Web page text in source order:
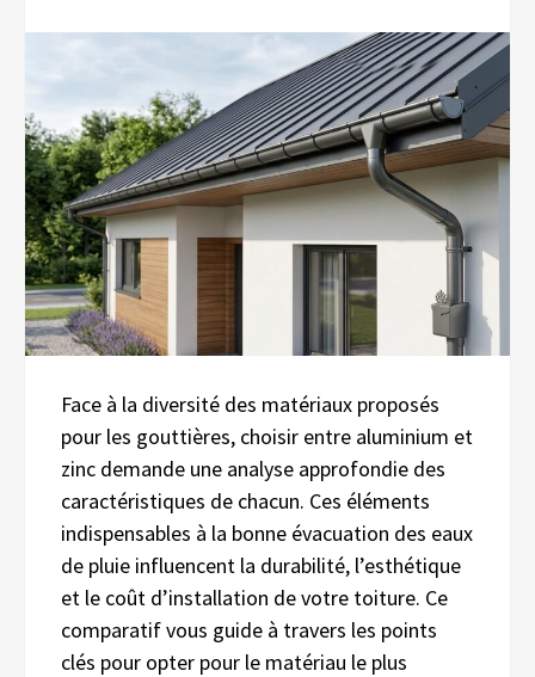
Face à la diversité des matériaux proposés
pour les gouttières, choisir entre aluminium et
zinc demande une analyse approfondie des
caractéristiques de chacun. Ces éléments
indispensables à la bonne évacuation des eaux
de pluie influencent la durabilité, l’esthétique
et le coût d’installation de votre toiture. Ce
comparatif vous guide à travers les points
clés pour opter pour le matériau le plus